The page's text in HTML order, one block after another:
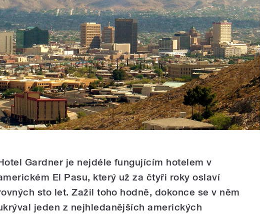
Gardner je nejdéle fungujícím hotelem v
El Pasu, který už za čtyři roky oslaví
sto let. Zažil toho hodně, dokonce se v něm
jeden z nejhledanějších amerických